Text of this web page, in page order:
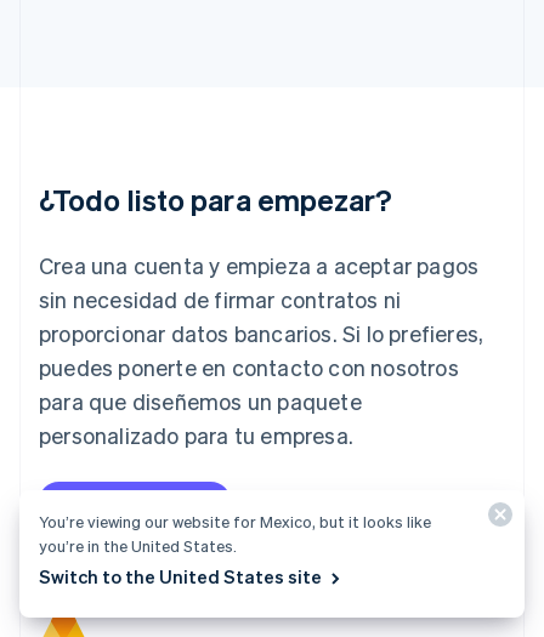
¿Todo listo para empezar?
Crea una cuenta y empieza a aceptar pagos
sin necesidad de firmar contratos ni
proporcionar datos bancarios. Si lo prefieres,
puedes ponerte en contacto con nosotros
para que diseñemos un paquete
personalizado para tu empresa.
Irlanda
Italia
English
Japón
日本語English
Letonia
Liechtenstein
DeutschEnglish
English
FrançaisDeutschEnglish
Malasia
English 简体中文
English
You’re viewing our website for Mexico, but it looks like
you’re in the United States.
Switch to the United States site